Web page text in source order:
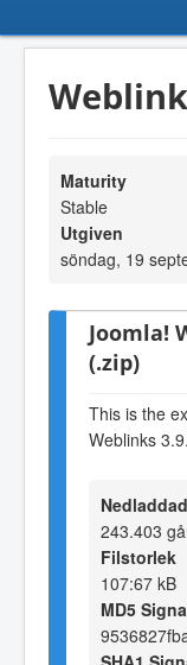
Maturity
Stable
Utgiven
söndag, 19
Joomla!
(.zip)
This is the
Weblinks
Nedladdad
243.403
Filstorlek
107:67 kB
MD5